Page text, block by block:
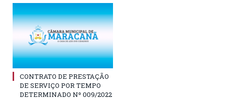
CONTRATO DE PRESTAÇÃO
DE SERVIÇO POR TEMPO
DETERMINADO Nº 009/2022